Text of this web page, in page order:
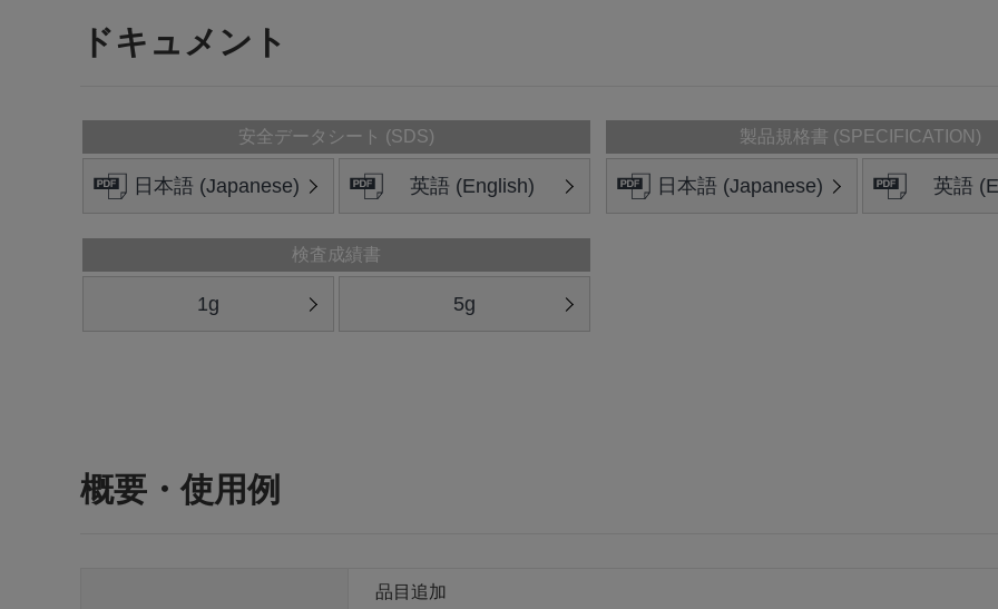
ドキュメント
安全データシート (SDS)
日本語 (Japanese) 英語 (English)
製品規格書 (SPECIFICATION)
日本語 (Japanese) 英語
検査成績書
1g 5g
概要・使用例
品目追加